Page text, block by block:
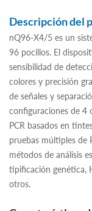
Descripción del
nQ96-X4/5 es un
96 pocillos. El
sensibilidad de
colores y precisión
de señales y
configuraciones de 4
PCR basados en
pruebas múltiples de
métodos de análisis
tipificación genética,
otros.